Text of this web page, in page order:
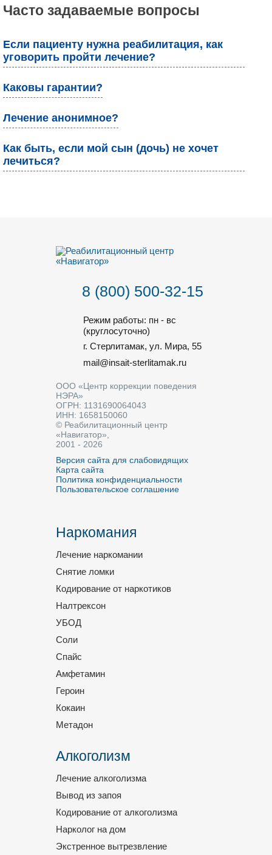
Часто задаваемые вопросы
Если пациенту нужна реабилитация, как
уговорить пройти лечение?
Каковы гарантии?
Лечение анонимное?
Как быть, если мой сын (дочь) не хочет
лечиться?
8 (800) 500-32-15
Режим работы: пн - вс
(круглосуточно)
г. Стерлитамак, ул. Мира, 55
mail@insait-sterlitamak.ru
ООО «Центр коррекции поведения
НЭРА»
ОГРН: 1131690064043
ИНН: 1658150060
© Реабилитационный центр
«Навигатор»,
2001 - 2026
Версия сайта для слабовидящих
Карта сайта
Политика конфиденциальности
Пользовательское соглашение
Наркомания
Лечение наркомании
Снятие ломки
Кодирование от наркотиков
Налтрексон
УБОД
Соли
Спайс
Амфетамин
Героин
Кокаин
Метадон
Алкоголизм
Лечение алкоголизма
Вывод из запоя
Кодирование от алкоголизма
Нарколог на дом
Экстренное вытрезвление